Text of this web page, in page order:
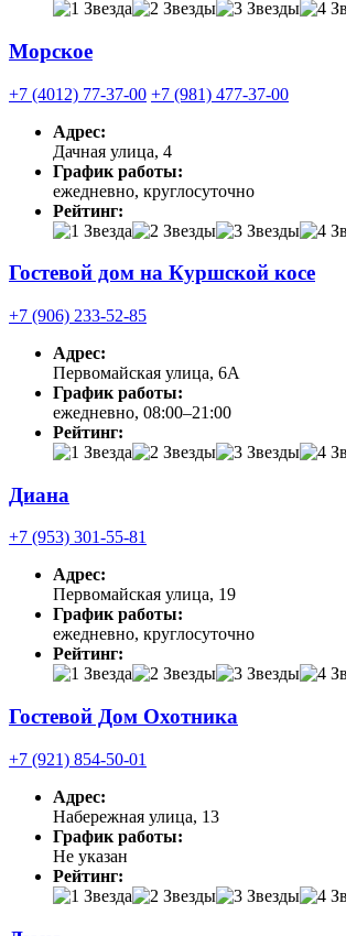
Морское
+7 (4012) 77-37-00 +7 (981) 477-37-00
Адрес:
Дачная улица, 4
График работы:
ежедневно, круглосуточно
Рейтинг:
Гостевой дом на Куршской косе
+7 (906) 233-52-85
Адрес:
Первомайская улица, 6А
График работы:
ежедневно, 08:00–21:00
Рейтинг:
Диана
+7 (953) 301-55-81
Адрес:
Первомайская улица, 19
График работы:
ежедневно, круглосуточно
Рейтинг:
Гостевой Дом Охотника
+7 (921) 854-50-01
Адрес:
Набережная улица, 13
График работы:
Не указан
Рейтинг: